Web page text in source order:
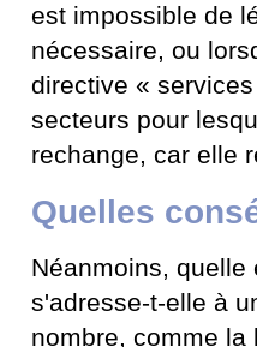
est impossible de
nécessaire, ou
directive «
secteurs pour
rechange, car elle
Quelles
Néanmoins,
s'adresse-t-elle à
nombre, comme